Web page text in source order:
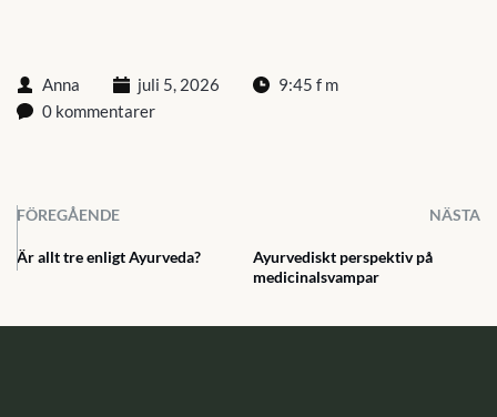
Anna juli 5, 2026
9:45 f m
0 kommentarer
FÖREGÅENDE NÄSTA
Är allt tre enligt Ayurveda?
Ayurvediskt perspektiv på
medicinalsvampar